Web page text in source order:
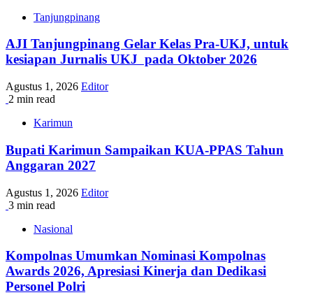
Tanjungpinang
AJI Tanjungpinang Gelar Kelas Pra-UKJ, untuk
kesiapan Jurnalis UKJ pada Oktober 2026
Agustus 1, 2026 Editor
2 min read
Karimun
Bupati Karimun Sampaikan KUA-PPAS Tahun
Anggaran 2027
Agustus 1, 2026 Editor
3 min read
Nasional
Kompolnas Umumkan Nominasi Kompolnas
Awards 2026, Apresiasi Kinerja dan Dedikasi
Personel Polri